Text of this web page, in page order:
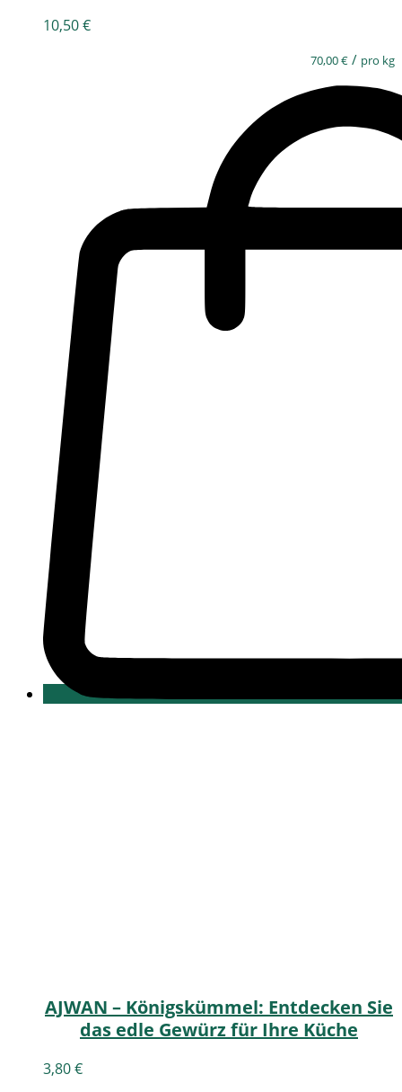
10,50€
70,00€ / pro kg
AJWAN – Königskümmel: Entdecken Sie
das edle Gewürz für Ihre Küche
3,80€